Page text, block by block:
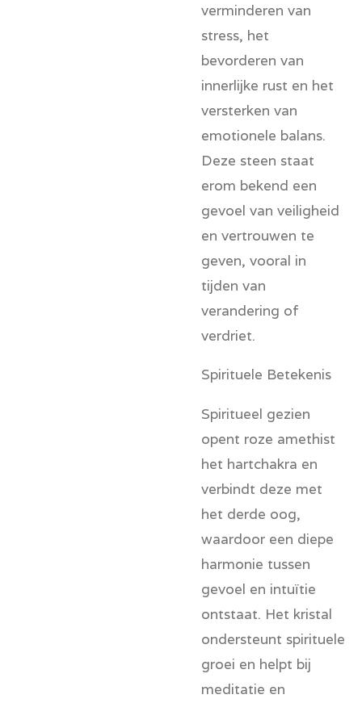
verminderen van
stress, het
bevorderen van
innerlijke rust en het
versterken van
emotionele balans.
Deze steen staat
erom bekend een
gevoel van veiligheid
en vertrouwen te
geven, vooral in
tijden van
verandering of
verdriet.
Spirituele Betekenis
Spiritueel gezien
opent roze amethist
het hartchakra en
verbindt deze met
het derde oog,
waardoor een diepe
harmonie tussen
gevoel en intuïtie
ontstaat. Het kristal
ondersteunt spirituele
groei en helpt bij
meditatie en